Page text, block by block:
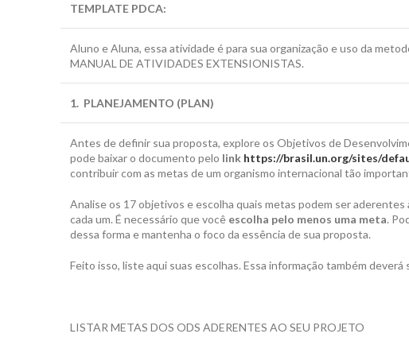
TEMPLATE PDCA:
Aluno e Aluna, essa atividade é para sua organização e uso da
MANUAL DE ATIVIDADES EXTENSIONISTAS.
1. PLANEJAMENTO (PLAN)
Antes de definir sua proposta, explore os Objetivos de
pode baixar o documento pelo link https://brasil.un.org/sites/
contribuir com as metas de um organismo internacional tão
Analise os 17 objetivos e escolha quais metas podem ser
cada um. É necessário que você escolha pelo menos uma meta.
dessa forma e mantenha o foco da essência de sua proposta.
Feito isso, liste aqui suas escolhas. Essa informação também
LISTAR METAS DOS ODS ADERENTES AO SEU PROJETO